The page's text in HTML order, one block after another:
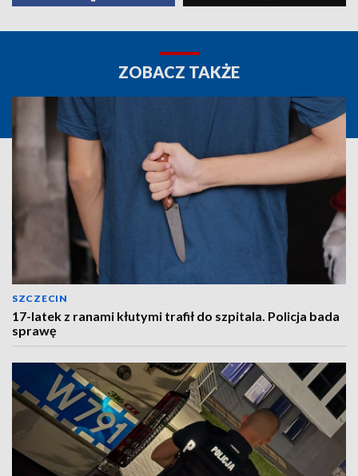
ZOBACZ TAKŻE
SZCZECIN
17-latek z ranami kłutymi trafił do szpitala. Policja bada
sprawę